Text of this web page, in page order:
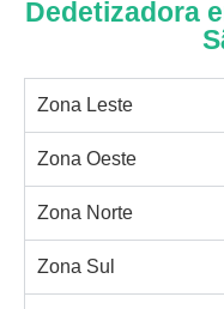
Dedetizadora
Zona Leste
Zona Oeste
Zona Norte
Zona Sul